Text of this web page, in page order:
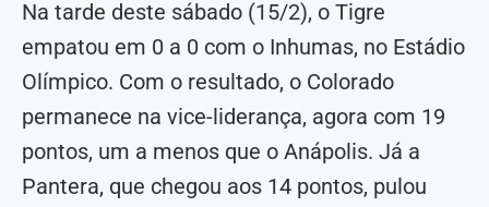
Na tarde deste sábado (15/2), o Tigre
empatou em 0 a 0 com o Inhumas, no Estádio
Olímpico. Com o resultado, o Colorado
permanece na vice-liderança, agora com 19
pontos, um a menos que o Anápolis. Já a
Pantera, que chegou aos 14 pontos, pulou